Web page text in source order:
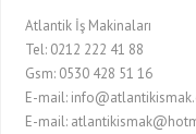
Atlantik İş Makinaları
Tel: 0212 222 41 88
Gsm: 0530 428 51 16
E-mail:
E-mail: